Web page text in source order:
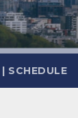
| SCHEDULE